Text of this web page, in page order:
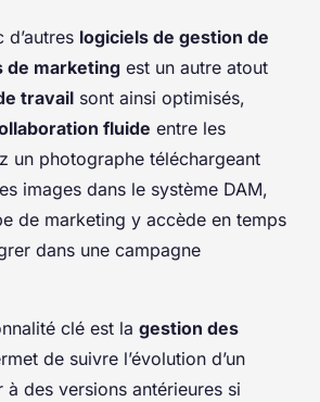
d’autres logiciels de gestion de
de marketing est un autre atout
travail sont ainsi optimisés,
fluide entre les
un photographe téléchargeant
images dans le système DAM,
de marketing y accède en temps
dans une campagne
clé est la gestion des
de suivre l’évolution d’un
des versions antérieures si